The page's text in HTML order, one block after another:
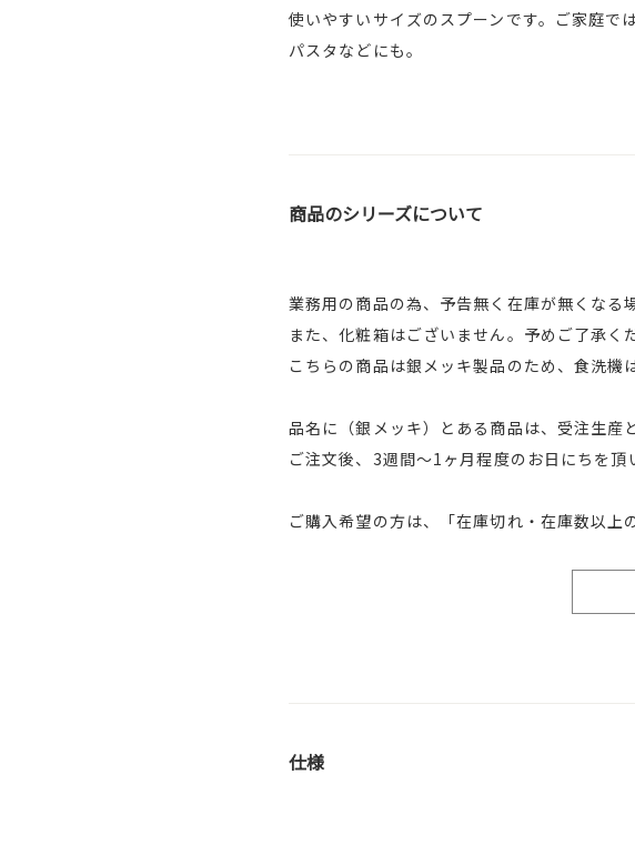
使いやすいサイズのスプーンです。ご家庭で
パスタなどにも。
商品のシリーズについて
業務用の商品の為、予告無く在庫が無くなる
また、化粧箱はございません。予めご了承く
こちらの商品は銀メッキ製品のため、食洗機
品名に（銀メッキ）とある商品は、受注生産
ご注文後、3週間～1ヶ月程度のお日にちを頂
ご購入希望の方は、「在庫切れ・在庫数以上
仕様